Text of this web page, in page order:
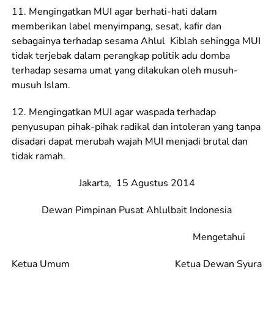
11. Mengingatkan MUI agar berhati-hati dalam
memberikan label menyimpang, sesat, kafir dan
sebagainya terhadap sesama Ahlul Kiblah sehingga MUI
tidak terjebak dalam perangkap politik adu domba
terhadap sesama umat yang dilakukan oleh musuh-
musuh Islam.
12. Mengingatkan MUI agar waspada terhadap
penyusupan pihak-pihak radikal dan intoleran yang tanpa
disadari dapat merubah wajah MUI menjadi brutal dan
tidak ramah.
Jakarta, 15 Agustus 2014
Dewan Pimpinan Pusat Ahlulbait Indonesia
Mengetahui
Ketua Umum Ketua Dewan Syura